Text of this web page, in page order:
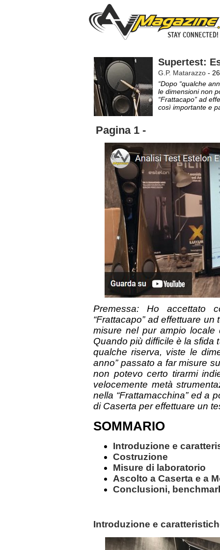
Supertest:
G.P. Matarazzo -
“Dopo “qualche
le dimensioni non
“Frattacapo” ad
così importante e
Pagina 1 -
Premessa: Ho accettato
“Frattacapo” ad effettuare
misure nel pur ampio locale
Quando più difficile è la sfida
qualche riserva, viste le
anno” passato a far misure
non potevo certo tirarmi
velocemente metà
nella “Frattamacchina” ed a
di Caserta per effettuare un
SOMMARIO
Introduzione e
Costruzione
Misure di laboratorio
Ascolto a Caserta e a
Conclusioni,
Introduzione e